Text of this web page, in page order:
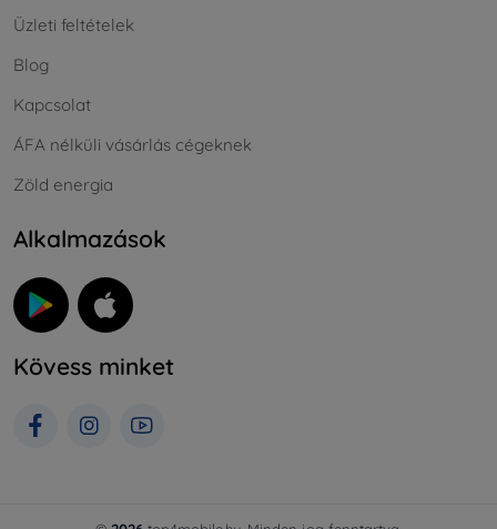
Üzleti feltételek
Blog
Kapcsolat
ÁFA nélküli vásárlás cégeknek
Zöld energia
Alkalmazások
Kövess minket